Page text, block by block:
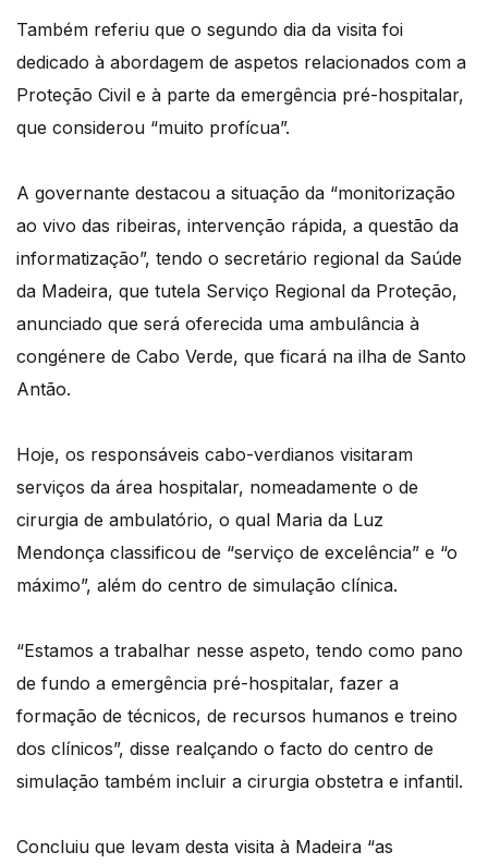
Também referiu que o segundo dia da visita foi
dedicado à abordagem de aspetos relacionados com a
Proteção Civil e à parte da emergência pré-hospitalar,
que considerou “muito profícua”.
A governante destacou a situação da “monitorização
ao vivo das ribeiras, intervenção rápida, a questão da
informatização”, tendo o secretário regional da Saúde
da Madeira, que tutela Serviço Regional da Proteção,
anunciado que será oferecida uma ambulância à
congénere de Cabo Verde, que ficará na ilha de Santo
Antão.
Hoje, os responsáveis cabo-verdianos visitaram
serviços da área hospitalar, nomeadamente o de
cirurgia de ambulatório, o qual Maria da Luz
Mendonça classificou de “serviço de excelência” e “o
máximo”, além do centro de simulação clínica.
“Estamos a trabalhar nesse aspeto, tendo como pano
de fundo a emergência pré-hospitalar, fazer a
formação de técnicos, de recursos humanos e treino
dos clínicos”, disse realçando o facto do centro de
simulação também incluir a cirurgia obstetra e infantil.
Concluiu que levam desta visita à Madeira “as